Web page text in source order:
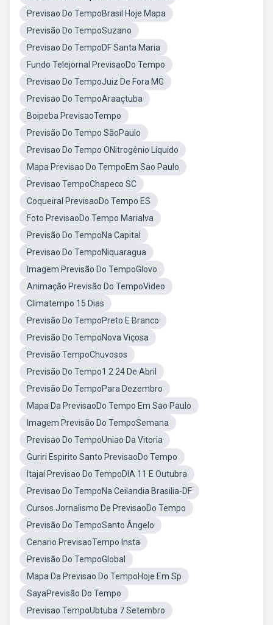
Previsao Do TempoBrasil Hoje Mapa
Previsão Do TempoSuzano
Previsao Do TempoDF Santa Maria
Fundo Telejornal PrevisaoDo Tempo
Previsao Do TempoJuiz De Fora MG
Previsao Do TempoAraaçtuba
Boipeba PrevisaoTempo
Previsão Do Tempo SãoPaulo
Previsao Do Tempo ONitrogênio Líquido
Mapa Previsao Do TempoEm Sao Paulo
Previsao TempoChapeco SC
Coqueiral PrevisaoDo Tempo ES
Foto PrevisaoDo Tempo Marialva
Previsão Do TempoNa Capital
Previsao Do TempoNiquaragua
Imagem Previsão Do TempoGlovo
Animação Previsão Do TempoVideo
Climatempo 15 Dias
Previsão Do TempoPreto E Branco
Previsão Do TempoNova Viçosa
Previsão TempoChuvosos
Previsão Do Tempo1 2 24 De Abril
Previsão Do TempoPara Dezembro
Mapa Da PrevisaoDo Tempo Em Sao Paulo
Imagem Previsão Do TempoSemana
Previsao Do TempoUniao Da Vitoria
Guriri Espirito Santo PrevisaoDo Tempo
Itajaí Previsao Do TempoDIA 11 E Outubra
Previsao Do TempoNa Ceilandia Brasilia-DF
Cursos Jornalismo De PrevisaoDo Tempo
Previsão Do TempoSanto Ângelo
Cenario PrevisaoTempo Insta
Previsão Do TempoGlobal
Mapa Da Previsao Do TempoHoje Em Sp
SayaPrevisão Do Tempo
Previsao TempoUbtuba 7 Setembro